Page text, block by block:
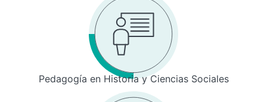
Pedagogía en Historia y Ciencias Sociales